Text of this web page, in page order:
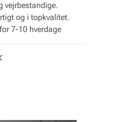
vejrbestandige.
og i topkvalitet.
7-10 hverdage